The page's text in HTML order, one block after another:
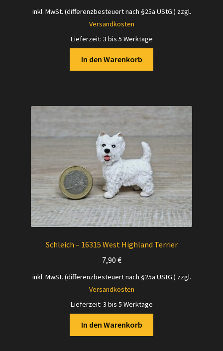
inkl. MwSt. (differenzbesteuert nach §25a UStG.) zzgl.
Versandkosten
Lieferzeit: 3 bis 5 Werktage
In den Warenkorb
Schleich – 16315 West Highland Terrier
7,90 €
inkl. MwSt. (differenzbesteuert nach §25a UStG.) zzgl.
Versandkosten
Lieferzeit: 3 bis 5 Werktage
In den Warenkorb